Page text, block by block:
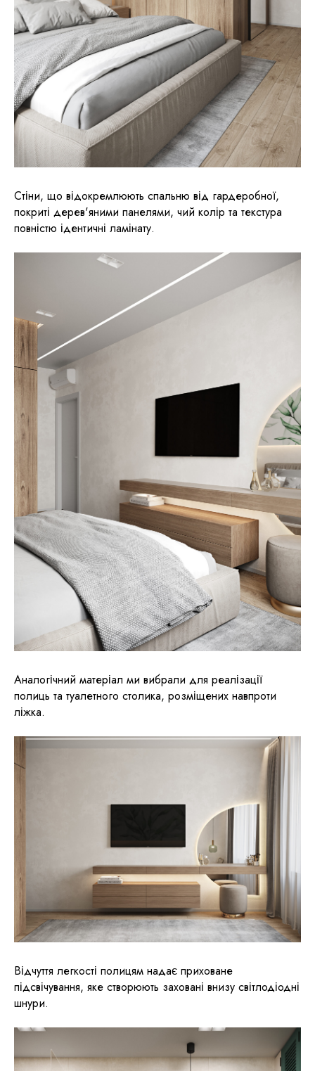
Стіни, що відокремлюють спальню від гардеробної,
покриті дерев'яними панелями, чий колір та текстура
повністю ідентичні ламінату.
Аналогічний матеріал ми вибрали для реалізації
полиць та туалетного столика, розміщених навпроти
ліжка.
Відчуття легкості полицям надає приховане
підсвічування, яке створюють заховані внизу світлодіодні
шнури.